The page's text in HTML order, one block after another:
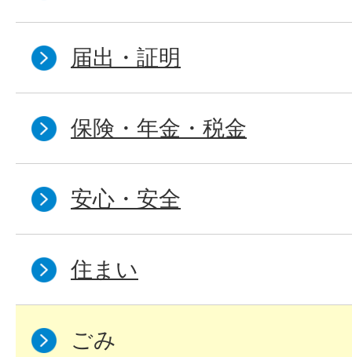
届出・証明
保険・年金・税金
安心・安全
住まい
ごみ